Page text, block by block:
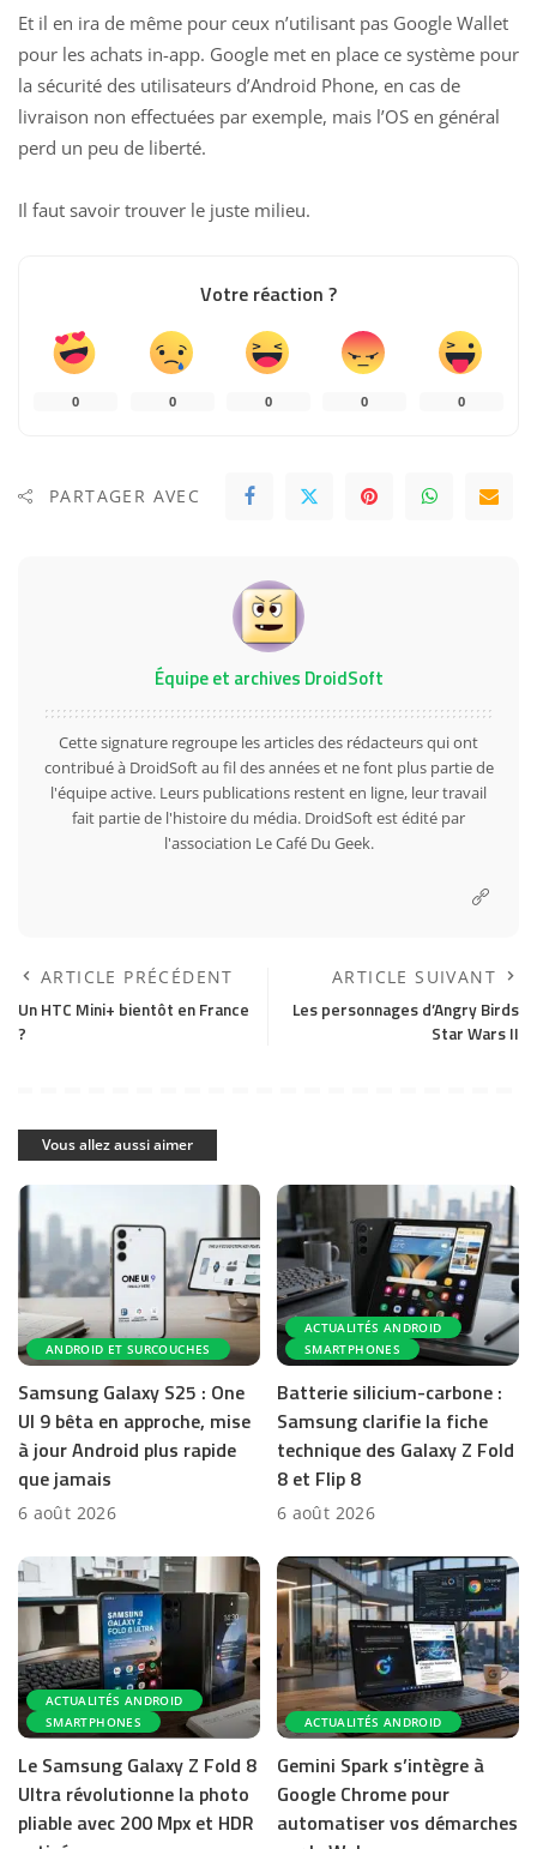
Et il en ira de même pour ceux n’utilisant pas Google Wallet
pour les achats in-app. Google met en place ce système pour
la sécurité des utilisateurs d’Android Phone, en cas de
livraison non effectuées par exemple, mais l’OS en général
perd un peu de liberté.
Il faut savoir trouver le juste milieu.
Votre réaction ?
0 0 0 0 0
PARTAGER AVEC
Équipe et archives DroidSoft
Cette signature regroupe les articles des rédacteurs qui ont
contribué à DroidSoft au fil des années et ne font plus partie de
l'équipe active. Leurs publications restent en ligne, leur travail
fait partie de l'histoire du média. DroidSoft est édité par
l'association Le Café Du Geek.
ARTICLE PRÉCÉDENT
Un HTC Mini+ bientôt en France
?
ARTICLE SUIVANT
Les personnages d’Angry Birds
Star Wars II
Vous allez aussi aimer
ANDROID ET SURCOUCHES
Samsung Galaxy S25 : One
UI 9 bêta en approche, mise
à jour Android plus rapide
que jamais
6 août 2026
ACTUALITÉS ANDROID
SMARTPHONES
Batterie silicium-carbone :
Samsung clarifie la fiche
technique des Galaxy Z Fold
8 et Flip 8
6 août 2026
ACTUALITÉS ANDROID
SMARTPHONES
Le Samsung Galaxy Z Fold 8
Ultra révolutionne la photo
pliable avec 200 Mpx et HDR
ACTUALITÉS ANDROID
Gemini Spark s’intègre à
Google Chrome pour
automatiser vos démarches